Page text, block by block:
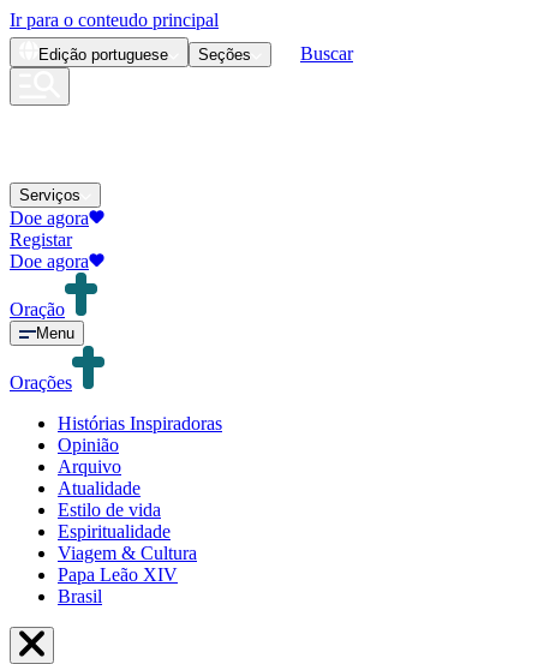
Ir para o conteudo principal
Edição portuguese Seções Buscar
Serviços
Doe agora
Registar
Doe agora
Oração
Menu
Orações
Histórias Inspiradoras
Opinião
Arquivo
Atualidade
Estilo de vida
Espiritualidade
Viagem & Cultura
Papa Leão XIV
Brasil